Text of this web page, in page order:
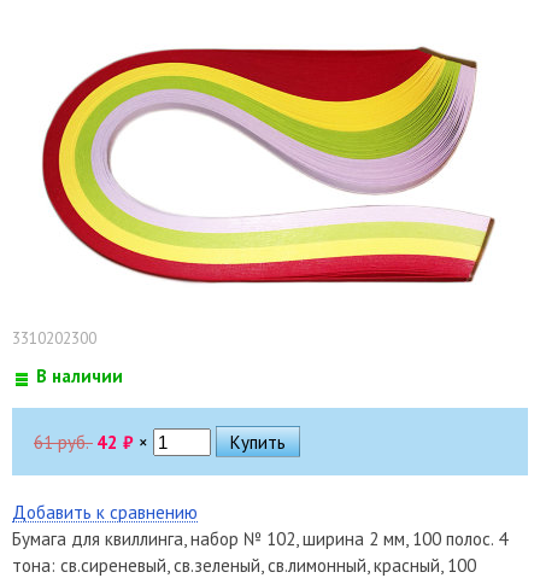
3310202300
В наличии
61 руб. 42 ₽ ×
Добавить к сравнению
Бумага для квиллинга, набор № 102, ширина 2 мм, 100 полос. 4
тона: св.сиреневый, св.зеленый, св.лимонный, красный, 100